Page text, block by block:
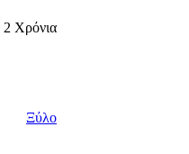
2 Χρόνια
Ξύλο